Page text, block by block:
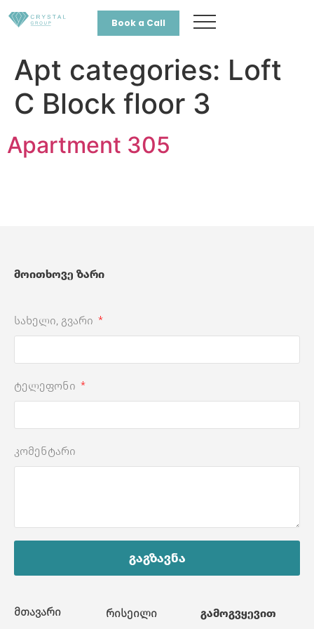
Book a Call
Apt categories: Loft
C Block floor 3
Apartment 305
მთავარი რისეილი გამოგვყევით
მოითხოვე ზარი
სახელი, გვარი
ტელეფონი
კომენტარი
გაგზავნა